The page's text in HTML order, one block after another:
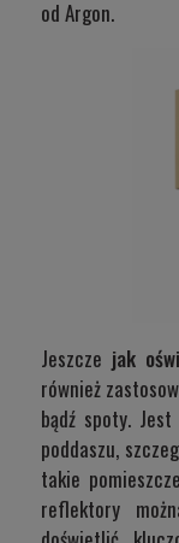
od Argon.
Jeszcze jak
również
bądź spoty.
poddaszu,
takie
reflektory